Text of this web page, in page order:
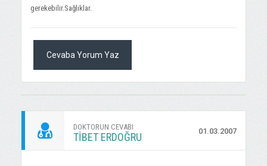
gerekebilir.Sağlıklar.
Cevaba Yorum Yaz
DOKTORUN CEVABI
TIBET ERDOĞRU 01.03.2007